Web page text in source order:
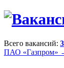
Всего вакансий:
ПАО «Газпром»